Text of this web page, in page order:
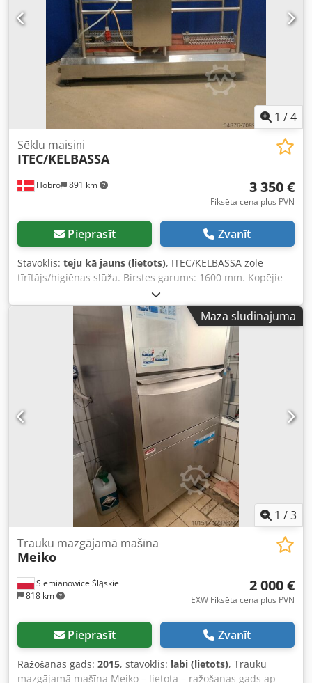
1 /4
Hobro 891 km
Sēklu maisiņi
ITEC/KELBASSA
3 350 €
Fiksēta cena plus PVN
Pieprasīt Zvanīt
Stāvoklis: teju kā jauns (lietots), ITEC/KELBASSA zole
tīrītājs/higiēnas slūža. Birstes garums: 1600 mm. Kopējie
izmēri: Garums: 2700 mm. Platums: 800 mm. Augstums:
1400 mm. TROO.18 Crsdpfx Aioh Eyyaj Ajf
Mazā sludinājuma
1 /3
Siemianowice Śląskie
818 km
Trauku mazgājamā mašīna
Meiko
2 000 €
EXW Fiksēta cena plus PVN
Pieprasīt Zvanīt
Ražošanas gads: 2015, stāvoklis: labi (lietots), Trauku
mazgājamā mašīna Meiko – lietota – ražošanas gads ap